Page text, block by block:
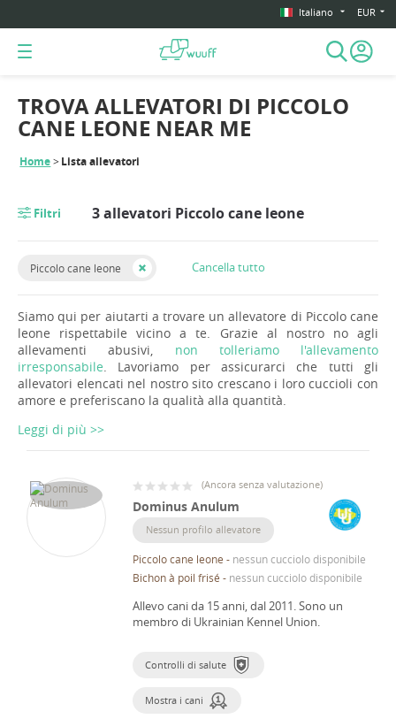
Italiano EUR
Home Lista allevatori
TROVA ALLEVATORI DI PICCOLO
CANE LEONE NEAR ME
Filtri 3 allevatori Piccolo cane leone
Piccolo cane leone Cancella tutto
Siamo qui per aiutarti a trovare un allevatore di Piccolo cane
leone rispettabile vicino a te. Grazie al nostro no agli
allevamenti abusivi, non tolleriamo l'allevamento
irresponsabile . Lavoriamo per assicurarci che tutti gli
allevatori elencati nel nostro sito crescano i loro cuccioli con
amore e preferiscano la qualità alla quantità.
Leggi di più >>
(Ancora senza valutazione)
Dominus Anulum
Nessun profilo allevatore
Piccolo cane leone - nessun cucciolo disponibile
Bichon à poil frisé - nessun cucciolo disponibile
Allevo cani da 15 anni, dal 2011.Sono un
membro di Ukrainian Kennel Union.
Controlli di salute
Mostra i cani